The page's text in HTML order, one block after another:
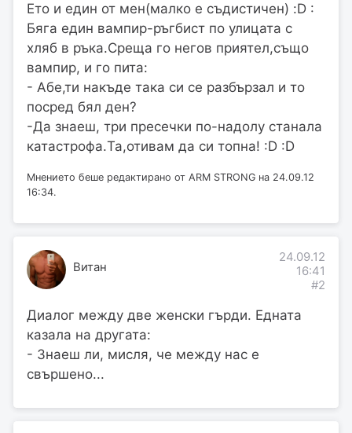
Ето и един от мен(малко е съдистичен) :D :
Бяга един вампир-ръгбист по улицата с
хляб в ръка.Среща го негов приятел,също
вампир, и го пита:
- Абе,ти накъде така си се разбързал и то
посред бял ден?
-Да знаеш, три пресечки по-надолу станала
катастрофа.Ta,отивам да си топна! :D :D
Мнението беше редактирано от ARM STRONG на 24.09.12
16:34.
Витан
24.09.12
16:41
#2
Диалог между две женски гърди. Едната
казала на другата:
- Знаеш ли, мисля, че между нас е
свършено...